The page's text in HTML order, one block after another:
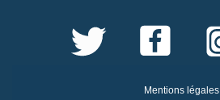
Mentions légales